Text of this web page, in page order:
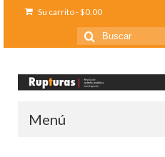
Su carrito-$0.00
Buscar
por:
Menú